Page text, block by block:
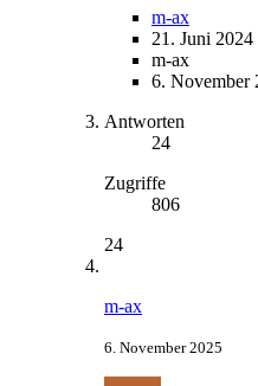
m-ax
21. Juni 2024
m-ax
6. November
Antworten
24
Zugriffe
806
24
m-ax
6. November 2025